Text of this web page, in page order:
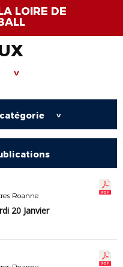
LOIRE DE
>
>
Roanne
20 Janvier